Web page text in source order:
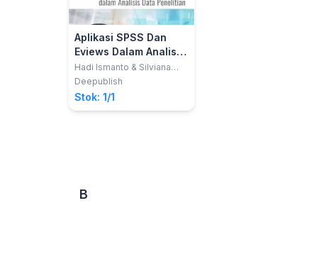
Aplikasi SPSS Dan
Eviews Dalam Analisis
Data Penelitian
Hadi Ismanto & Silviana
Pebruary
Deepublish
Stok: 1/1
B